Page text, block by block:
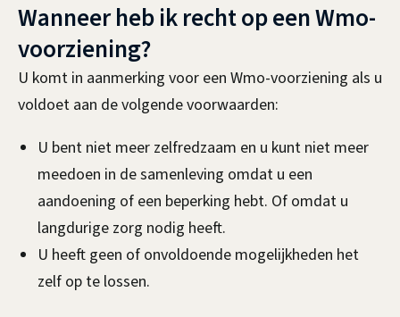
Wanneer heb ik recht op een Wmo-
voorziening?
U komt in aanmerking voor een Wmo-voorziening als u
voldoet aan de volgende voorwaarden:
U bent niet meer zelfredzaam en u kunt niet meer
meedoen in de samenleving omdat u een
aandoening of een beperking hebt. Of omdat u
langdurige zorg nodig heeft.
U heeft geen of onvoldoende mogelijkheden het
zelf op te lossen.